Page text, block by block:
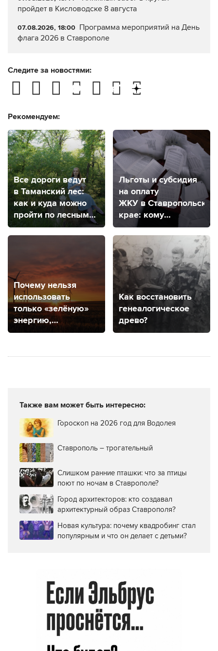
пройдет в Кисловодске 8 августа
07.08.2026, 18:00 Программа мероприятий на День
флага 2026 в Ставрополе
Следите за новостями:
Рекомендуем:
Все дороги ведут
в Таманский лес:
как и куда можно
пройти по лесным
тропам
Льготы и субсидия
на оплату
ЖКУ в Ставропольском
крае: кому
положены
и как оформить?
Почему нельзя
использовать
только «зелёную»
энергию,
рассказали
Ставрополья
Как восстановить
генеалогическое
древо?
Также вам может быть интересно:
Гороскоп на 2026 год для Водолея
Ставрополь – трогательный
Слишком ранние пташки: что за птицы
поют по ночам в Ставрополе?
Город архитекторов: кто создавал
архитектурный образ Ставрополя?
Новая культура: почему квадробинг стал
популярным и что он делает с детьми?